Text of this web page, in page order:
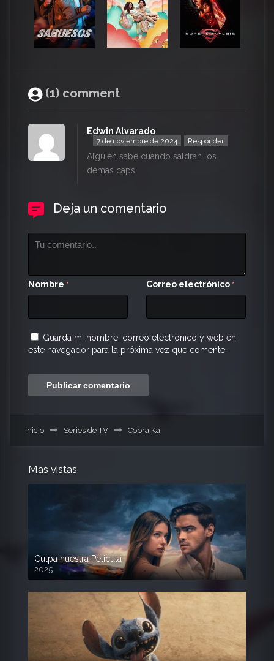
(1) comment
Edwin Alvarado
7 de noviembre de 2024 Responder
Alguien sabe cuando saldran los
demas caps
Deja un comentario
Nombre * Correo electrónico *
Guarda mi nombre, correo electrónico y web en
este navegador para la próxima vez que comente.
Inicio Series de TV Cobra Kai
Mas vistas
Culpa nuestra Pelicula
2025
720p HD